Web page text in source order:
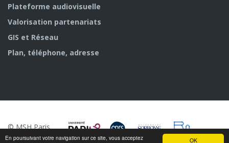
OK
En poursuivant votre navigation sur ce site, vous acceptez
Plateforme audiovisuelle
Valorisation partenariats
GIS et Réseau
Plan, téléphone, adresse
© MSH Paris
Nord